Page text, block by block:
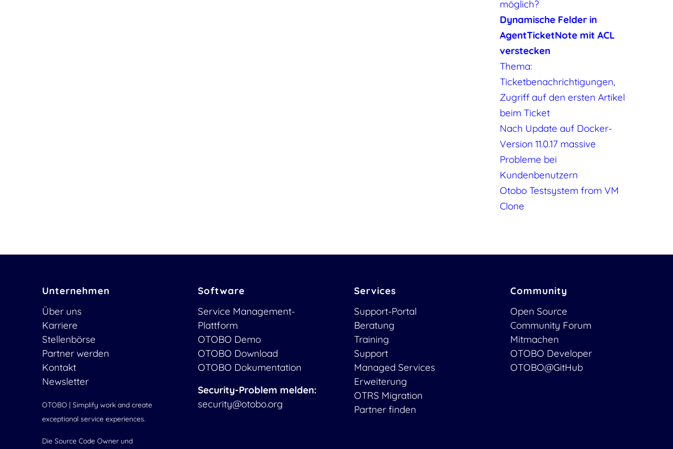
möglich?
Dynamische Felder in
AgentTicketNote mit ACL
verstecken
Thema:
Ticketbenachrichtigungen,
Zugriff auf den ersten Artikel
beim Ticket
Nach Update auf Docker-
Version 11.0.17 massive
Probleme bei
Kundenbenutzern
Otobo Testsystem from VM
Clone
Unternehmen
Über uns
Karriere
Stellenbörse
Partner werden
Kontakt
Newsletter
OTOBO | Simplify work and create
exceptional service experiences.
Die Source Code Owner und
Software
Service Management-
Plattform
OTOBO Demo
OTOBO Download
OTOBO Dokumentation
Security-Problem melden:
security@otobo.org
Services
Support-Portal
Beratung
Training
Support
Managed Services
Erweiterung
OTRS Migration
Partner finden
Community
Open Source
Community Forum
Mitmachen
OTOBO Developer
OTOBO@GitHub